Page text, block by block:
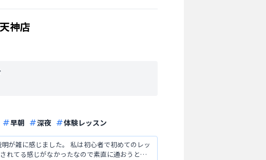
神店
早朝 深夜 体験レッスン
が雑に感じました。 私は初心者で初めてのレッ
れてる感じがなかったなので素直に通おうとは